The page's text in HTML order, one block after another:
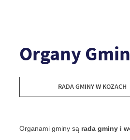
Organy
RADA GMINY W KOZACH
Organami gminy są rada gminy i